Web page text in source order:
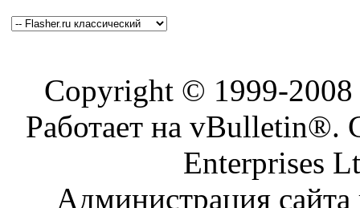
Copyright © 1999-2008
Работает на vBulletin®.
Enterprises
Администрация сайта